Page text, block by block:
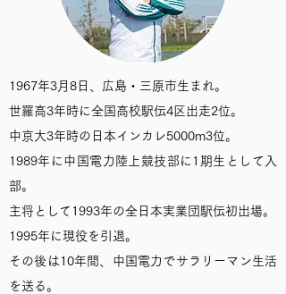
1967年3月8日、広島・三原市生まれ。
世羅高3年時に全国高校駅伝4区出走2位。
中京大3年時の日本インカレ5000m3位。
1989年に中国電力陸上競技部に1期生として入
部。
主将として1993年の全日本実業団駅伝初出場。
1995年に現役を引退。
その後は10年間、中国電力でサラリーマン生活
を送る。